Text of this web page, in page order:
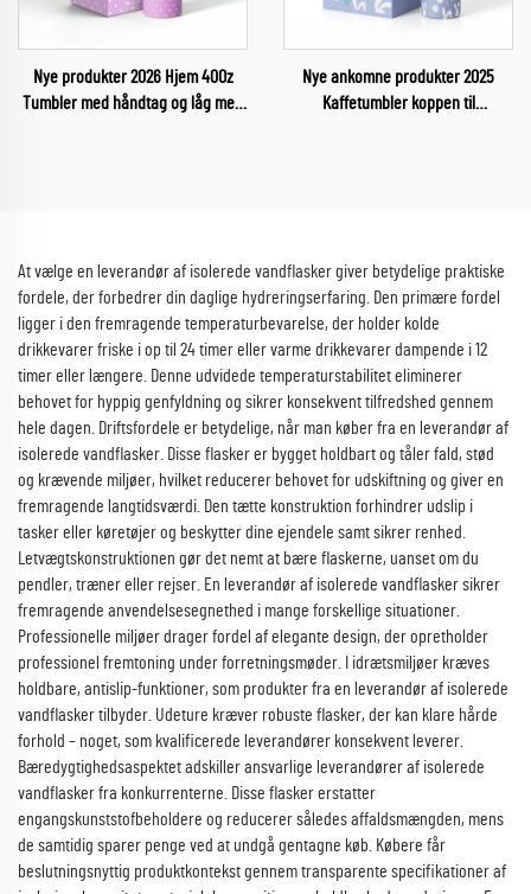
Nye produkter 2026 Hjem 40Oz
Tumbler med håndtag og låg med
Nye ankomne produkter 2025
Kaffetumbler koppen til
At vælge en leverandør af isolerede vandflasker giver betydelige praktiske
fordele, der forbedrer din daglige hydreringserfaring. Den primære fordel
ligger i den fremragende temperaturbevarelse, der holder kolde
drikkevarer friske i op til 24 timer eller varme drikkevarer dampende i 12
timer eller længere. Denne udvidede temperaturstabilitet eliminerer
behovet for hyppig genfyldning og sikrer konsekvent tilfredshed gennem
hele dagen. Driftsfordele er betydelige, når man køber fra en leverandør af
isolerede vandflasker. Disse flasker er bygget holdbart og tåler fald, stød
og krævende miljøer, hvilket reducerer behovet for udskiftning og giver en
fremragende langtidsværdi. Den tætte konstruktion forhindrer udslip i
tasker eller køretøjer og beskytter dine ejendele samt sikrer renhed.
Letvægtskonstruktionen gør det nemt at bære flaskerne, uanset om du
pendler, træner eller rejser. En leverandør af isolerede vandflasker sikrer
fremragende anvendelsesegnethed i mange forskellige situationer.
Professionelle miljøer drager fordel af elegante design, der opretholder
professionel fremtoning under forretningsmøder. I idrætsmiljøer kræves
holdbare, antislip-funktioner, som produkter fra en leverandør af isolerede
vandflasker tilbyder. Udeture kræver robuste flasker, der kan klare hårde
forhold – noget, som kvalificerede leverandører konsekvent leverer.
Bæredygtighedsaspektet adskiller ansvarlige leverandører af isolerede
vandflasker fra konkurrenterne. Disse flasker erstatter
engangskunststofbeholdere og reducerer således affaldsmængden, mens
de samtidig sparer penge ved at undgå gentagne køb. Købere får
beslutningsnyttig produktkontekst gennem transparente specifikationer af